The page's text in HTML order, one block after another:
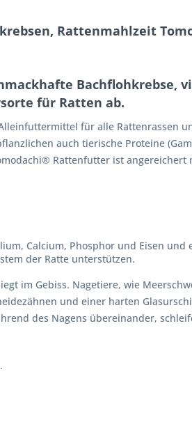
Rattenmahlzeit
Bachflohkrebse,
für Ratten ab.
für alle Rattenrassen
auch tierische Proteine
Rattenfutter ist angereichert
Calcium, Phosphor und Eisen und
der Ratte unterstützen.
im Gebiss. Nagetiere, wie
und einer harten
des Nagens übereinander,